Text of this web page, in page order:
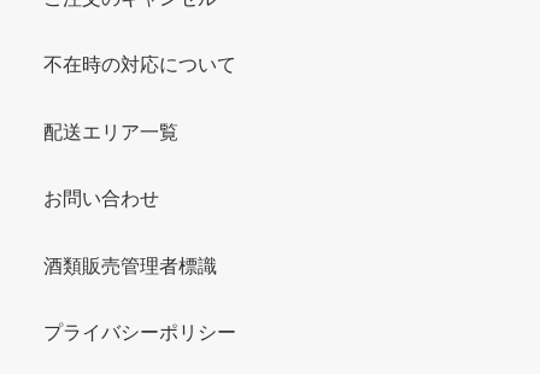
不在時の対応について
配送エリア一覧
お問い合わせ
酒類販売管理者標識
プライバシーポリシー